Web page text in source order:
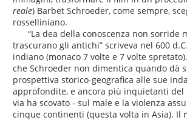
reale) Barbet Schroeder, come sempre,
rosselliniano.
“La dea della conoscenza non sorride
trascurano gli antichi” scriveva nel 600
indiano (monaco 7 volte e 7 volte
che Schroeder non dimentica quando dà
prospettiva storico-geografica alle sue
approfondite, e ancora più inquietanti del
via ha scovato - sul male e la violenza
cinque continenti (questa volta in Asia). Il